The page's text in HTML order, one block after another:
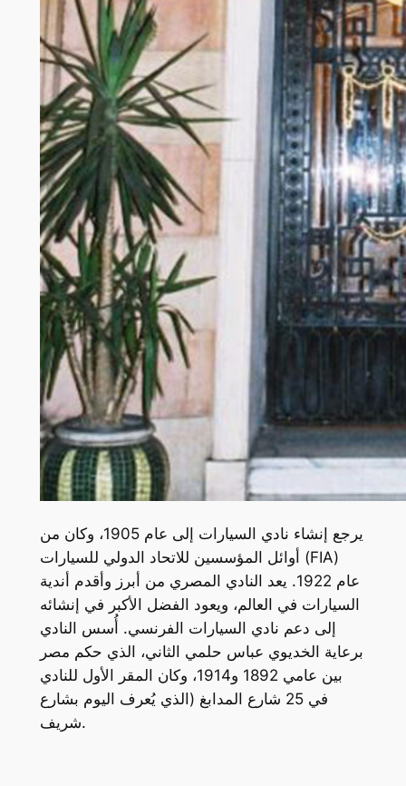
يرجع إنشاء نادي السيارات إلى عام 1905، وكان من
أوائل المؤسسين للاتحاد الدولي للسيارات (FIA)
عام 1922. يعد النادي المصري من أبرز وأقدم أندية
السيارات في العالم، ويعود الفضل الأكبر في إنشائه
إلى دعم نادي السيارات الفرنسي. أُسس النادي
برعاية الخديوي عباس حلمي الثاني، الذي حكم مصر
بين عامي 1892 و1914، وكان المقر الأول للنادي
في 25 شارع المدابغ (الذي يُعرف اليوم بشارع
شريف.